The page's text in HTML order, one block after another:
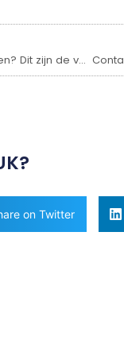
Je tuin laten aanleggen of opknappen? Dit zijn de voordelen van een hovenier
on Twitter